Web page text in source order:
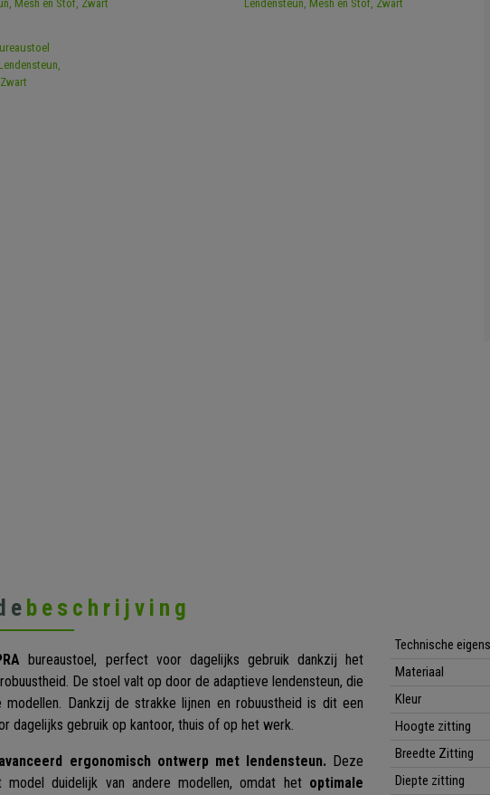
beschrijving
bureaustoel, perfect voor dagelijks gebruik dankzij het
De stoel valt op door de adaptieve lendensteun, die
modellen. Dankzij de strakke lijnen en robuustheid is dit een
dagelijks gebruik op kantoor, thuis of op het werk.
ergonomisch ontwerp met lendensteun. Deze
model duidelijk van andere modellen, omdat het optimale
Technische
Materiaal
Kleur
Hoogte zitting
Breedte Zitting
Diepte zitting